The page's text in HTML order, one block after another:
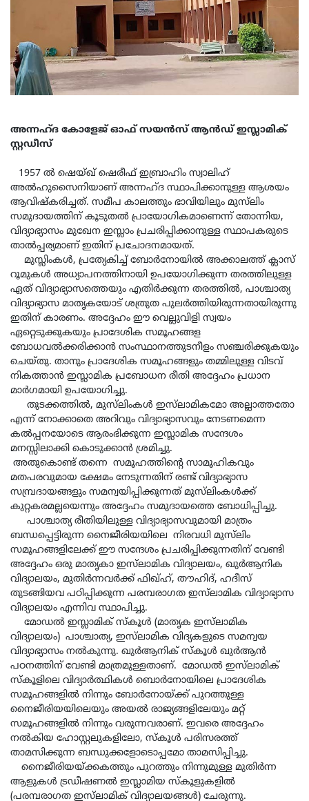
അന്നഹ്ദ കോളേജ് ഓഫ് സയൻസ് ആൻഡ് ഇസ്ലാമിക്
സ്റ്റഡീസ്
1957 ൽ ഷെയ്ഖ് ഷെരീഫ് ഇബ്രാഹിം സ്വാലിഹ്
അൽഹുസൈനിയാണ് അന്നഹ്ദ സ്ഥാപിക്കാനുള്ള ആശയം
ആവിഷ്കരിച്ചത്. സമീപ കാലത്തും ഭാവിയിലും മുസ്‌ലിം
സമുദായത്തിന് കൂടുതൽ പ്രായോഗികമാണെന്ന് തോന്നിയ,
വിദ്യാഭ്യാസം മുഖേന ഇസ്ലാം പ്രചരിപ്പിക്കാനുള്ള സ്ഥാപകരുടെ
താൽപ്പര്യമാണ് ഇതിന് പ്രചോദനമായത്.
മുസ്ലിംകൾ, പ്രത്യേകിച്ച് ബോർനോയിൽ അക്കാലത്ത് ക്ലാസ്
റൂമുകൾ അധ്യാപനത്തിനായി ഉപയോഗിക്കുന്ന തരത്തിലുള്ള
ഏത് വിദ്യാഭ്യാസത്തെയും എതിർക്കുന്ന തരത്തിൽ, പാശ്ചാത്യ
വിദ്യാഭ്യാസ മാതൃകയോട് ശത്രുത പുലർത്തിയിരുന്നതായിരുന്നു
ഇതിന് കാരണം. അദ്ദേഹം ഈ വെല്ലുവിളി സ്വയം
ഏറ്റെടുക്കുകയും പ്രാദേശിക സമൂഹങ്ങള
ബോധവൽക്കരിക്കാൻ സംസ്ഥാനത്തുടനീളം സഞ്ചരിക്കുകയും
ചെയ്തു. താനും പ്രാദേശിക സമൂഹങ്ങളും തമ്മിലുള്ള വിടവ്
നികത്താൻ ഇസ്ലാമിക പ്രബോധന രീതി അദ്ദേഹം പ്രധാന
മാർഗമായി ഉപയോഗിച്ചു.
തുടക്കത്തിൽ, മുസ്‌ലിംകൾ ഇസ്‌ലാമികമോ അല്ലാത്തതോ
എന്ന് നോക്കാതെ അറിവും വിദ്യാഭ്യാസവും നേടണമെന്ന
കൽപ്പനയോടെ ആരംഭിക്കുന്ന ഇസ്ലാമിക സന്ദേശം
മനസ്സിലാക്കി കൊടുക്കാൻ ശ്രമിച്ചു.
അതുകൊണ്ട് തന്നെ സമൂഹത്തിന്റെ സാമൂഹികവും
മതപരവുമായ ക്ഷേമം നേടുന്നതിന് രണ്ട് വിദ്യാഭ്യാസ
സമ്പ്രദായങ്ങളും സമന്വയിപ്പിക്കുന്നത് മുസ്‌ലിംകള്‍ക്ക്
കുറ്റകരമല്ലയെന്നും അദ്ദേഹം സമുദായത്തെ ബോധിപ്പിച്ചു.
പാശ്ചാത്യ രീതിയിലുള്ള വിദ്യാഭ്യാസവുമായി മാത്രം
ബന്ധപ്പെട്ടിരുന്ന നൈജീരിയയിലെ നിരവധി മുസ്‌ലിം
സമൂഹങ്ങളിലേക്ക് ഈ സന്ദേശം പ്രചരിപ്പിക്കുന്നതിന് വേണ്ടി
അദ്ദേഹം ഒരു മാതൃകാ ഇസ്‌ലാമിക വിദ്യാലയം, ഖുര്‍ആനിക
വിദ്യാലയം, മുതിര്‍ന്നവര്‍ക്ക് ഫിഖ്ഹ്, തൗഹിദ്, ഹദീസ്
തുടങ്ങിയവ പഠിപ്പിക്കുന്ന പരമ്പരാഗത ഇസ്‌ലാമിക വിദ്യാഭ്യാസ
വിദ്യാലയം എന്നിവ സ്ഥാപിച്ചു.
മോഡൽ ഇസ്ലാമിക് സ്കൂൾ (മാതൃക ഇസ്‌ലാമിക
വിദ്യാലയം) പാശ്ചാത്യ, ഇസ്‌ലാമിക വിദ്യകളുടെ സമന്വയ
വിദ്യാഭ്യാസം നൽകുന്നു. ഖുര്‍ആനിക് സ്‌കൂള്‍ ഖുർആൻ
പഠനത്തിന് വേണ്ടി മാത്രമുള്ളതാണ്. മോഡൽ ഇസ്‌ലാമിക്
സ്‌കൂളിലെ വിദ്യാര്‍ത്ഥികള്‍ ബൊര്‍നോയിലെ പ്രാദേശിക
സമൂഹങ്ങളിൽ നിന്നും ബോര്‍നോയ്ക്ക് പുറത്തുള്ള
നൈജീരിയയിലെയും അയൽ രാജ്യങ്ങളിലേയും മറ്റ്
സമൂഹങ്ങളിൽ നിന്നും വരുന്നവരാണ്. ഇവരെ അദ്ദേഹം
നല്‍കിയ ഹോസ്റ്റലുകളിലോ, സ്കൂൾ പരിസരത്ത്
താമസിക്കുന്ന ബന്ധുക്കളോടൊപ്പമോ താമസിപ്പിച്ചു.
നൈജീരിയയ്ക്കകത്തും പുറത്തും നിന്നുമുള്ള മുതിര്‍ന്ന
ആളുകള്‍ ട്രഡീഷണൽ ഇസ്ലാമിയ സ്കൂളുകളിൽ
(പരമ്പരാഗത ഇസ്‌ലാമിക് വിദ്യാലയങ്ങൾ) ചേരുന്നു.